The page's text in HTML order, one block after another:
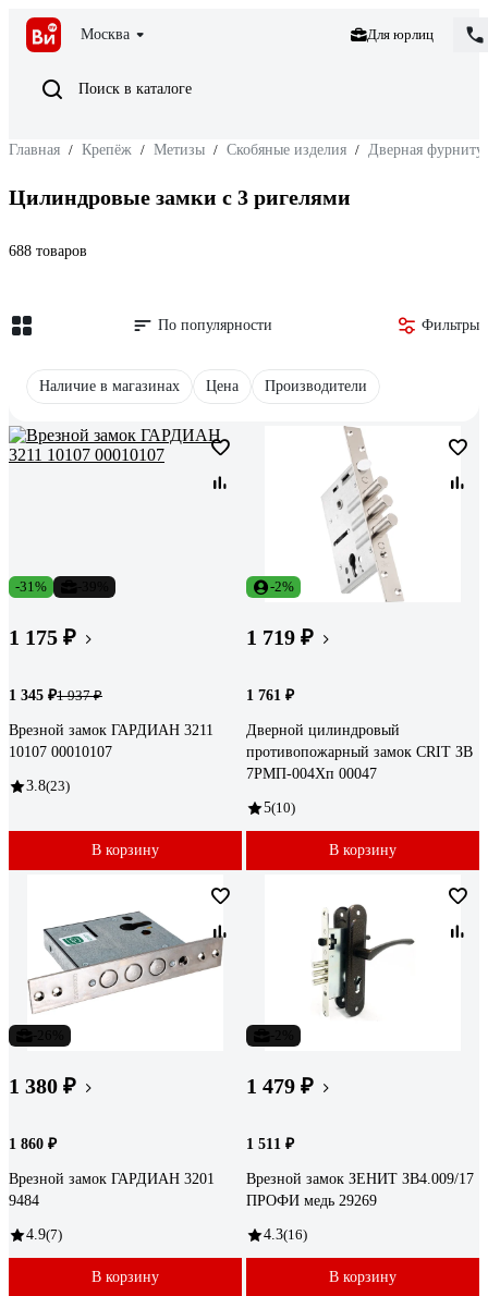
Москва Для юрлиц
Поиск в каталоге
Главная / Крепёж / Метизы / Скобяные изделия / Дверная
Цилиндровые замки с 3 ригелями
688 товаров
По популярности Фильтры
Наличие в магазинах Цена Производители
-31%
1 175 ₽
1 345 ₽1 937 ₽
Врезной замок ГАРДИАН 3211
10107 00010107
3.8(23)
В корзину
-2%
1 719 ₽
1 761 ₽
Дверной цилиндровый
противопожарный замок CRIT ЗВ
7РМП-004Хп 00047
5(10)
В корзину
1 380 ₽
1 860 ₽
Врезной замок ГАРДИАН 3201
9484
4.9(7)
В корзину
1 479 ₽
1 511 ₽
Врезной замок ЗЕНИТ ЗВ4.009/17
ПРОФИ медь 29269
4.3(16)
В корзину